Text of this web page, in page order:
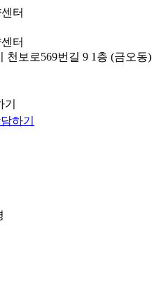
터
터
천보로569번길 9 1층 (금오동)
하기